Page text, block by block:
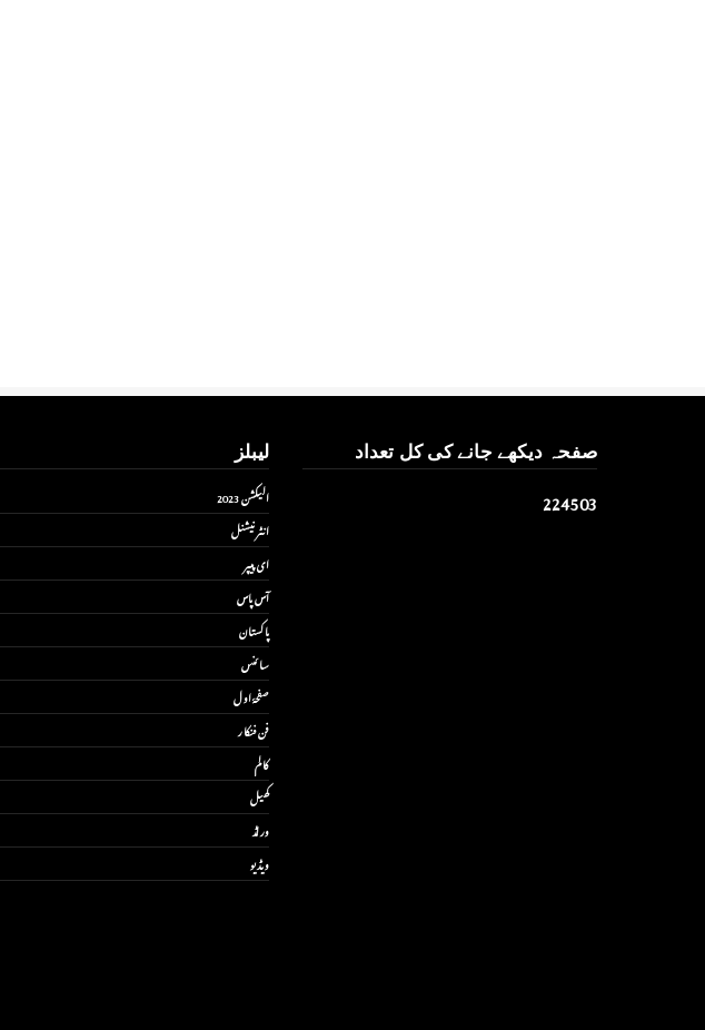
صفحہ دیکھے جانے کی کل تعداد
224503
لیبلز
الیکشن 2023
انٹر نیشنل
ای پیپر
آس پاس
پاکستان
سائنس
صفحۂ اول
فن فنکار
کالم
کھیل
ورلڈ
ویڈیو